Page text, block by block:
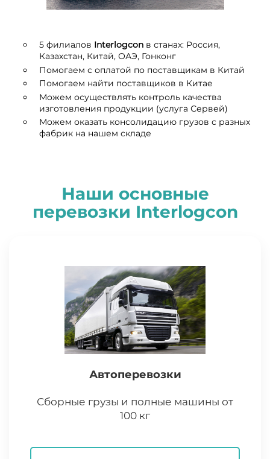
5 филиалов Interlogcon в станах: Россия,
Казахстан, Китай, ОАЭ, Гонконг
Помогаем с оплатой по поставщикам в Китай
Помогаем найти поставщиков в Китае
Можем осуществлять контроль качества
изготовления продукции (услуга Сервей)
Можем оказать консолидацию грузов с разных
фабрик на нашем складе
Наши основные
перевозки Interlogcon
Автоперевозки
Сборные грузы и полные машины от
100 кг